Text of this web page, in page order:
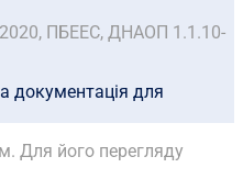
ПБЕЕС, ДНАОП 1.1.10-
документація для
Для його перегляду